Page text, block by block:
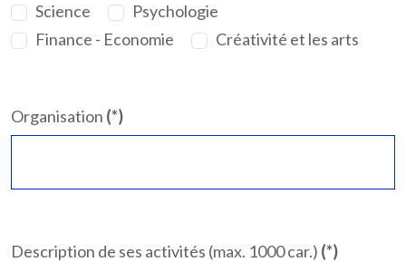
Science
Psychologie
Finance - Economie
Créativité et les arts
Organisation (*)
Description de ses activités (max. 1000 car.) (*)